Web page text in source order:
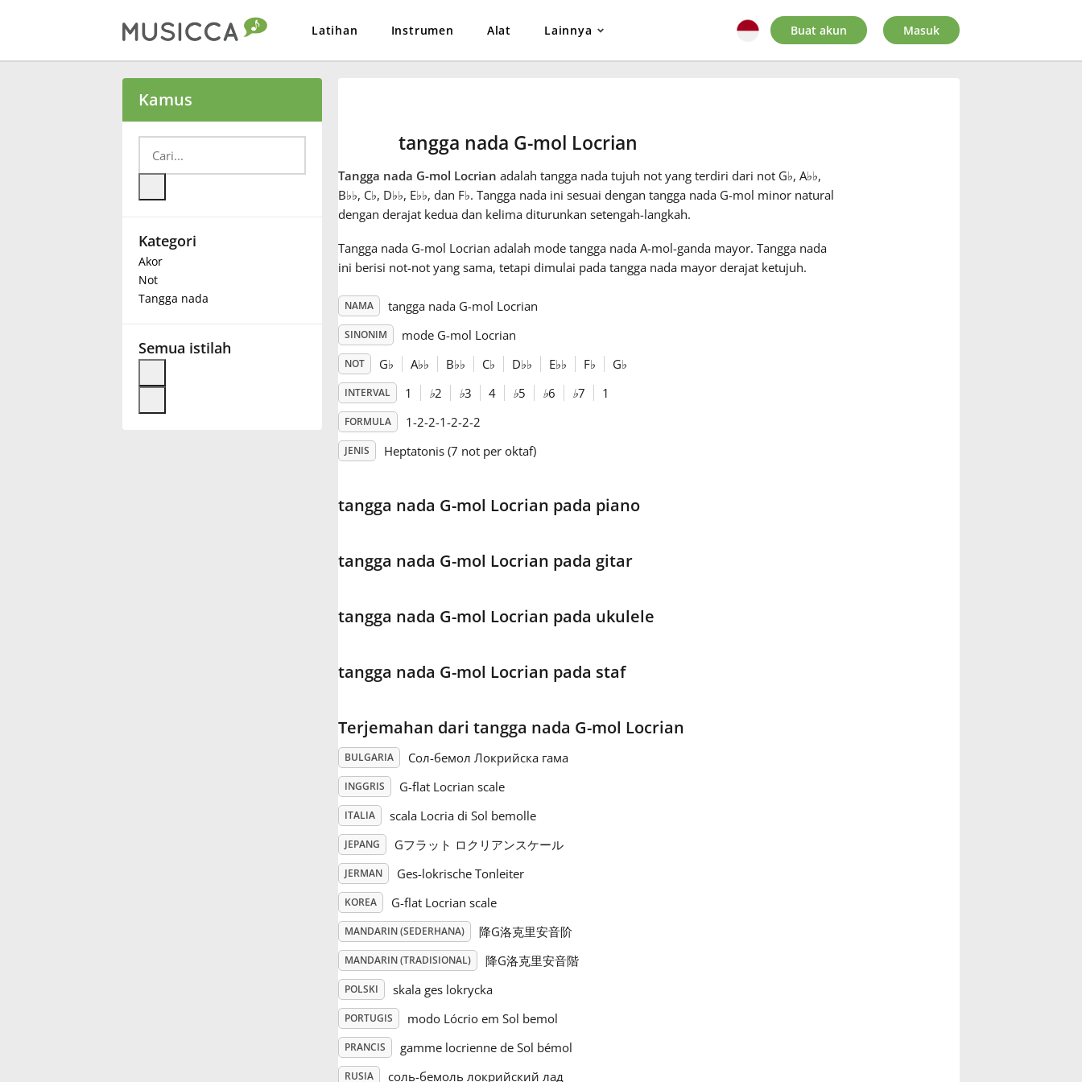
Latihan Instrumen Alat Lainnya
Български
Deutsch
Español
Français
Buat akun Masuk
Kamus
Kategori
Akor
Not
Tangga nada
Semua istilah
tangga nada G-mol Locrian
Tangga nada G-mol Locrian adalah tangga nada tujuh not yang terdiri dari not G♭, A♭♭,
B♭♭, C♭, D♭♭, E♭♭, dan F♭. Tangga nada ini sesuai dengan tangga nada G-mol minor natural
dengan derajat kedua dan kelima diturunkan setengah-langkah.
Tangga nada G-mol Locrian adalah mode tangga nada A-mol-ganda mayor. Tangga nada
ini berisi not-not yang sama, tetapi dimulai pada tangga nada mayor derajat ketujuh.
NAMA tangga nada G-mol Locrian
SINONIM mode G-mol Locrian
NOT G♭ A♭♭ B♭♭ C♭ D♭♭ E♭♭ F♭ G♭
INTERVAL 1 ♭2 ♭3 4 ♭5 ♭6 ♭7 1
FORMULA 1-2-2-1-2-2-2
JENIS Heptatonis (7 not per oktaf)
tangga nada G-mol Locrian pada piano
tangga nada G-mol Locrian pada gitar
tangga nada G-mol Locrian pada ukulele
tangga nada G-mol Locrian pada staf
Terjemahan dari tangga nada G-mol Locrian
BULGARIA Сол-бемол Локрийска гама
INGGRIS G-flat Locrian scale
ITALIA scala Locria di Sol bemolle
JEPANG Gフラット ロクリアンスケール
JERMAN Ges-lokrische Tonleiter
KOREA G-flat Locrian scale
MANDARIN (SEDERHANA) 降G洛克里安音阶
MANDARIN (TRADISIONAL) 降G洛克里安音階
POLSKI skala ges lokrycka
PORTUGIS modo Lócrio em Sol bemol
PRANCIS gamme locrienne de Sol bémol
RUSIA соль-бемоль локрийский лад